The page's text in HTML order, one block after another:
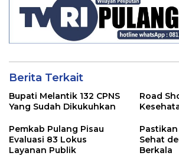
Berita Terkait
Bupati Melantik 132 CPNS
Yang Sudah Dikukuhkan
Road
Pemkab Pulang Pisau
Evaluasi 83 Lokus
Layanan Publik
Sehat
Berkala